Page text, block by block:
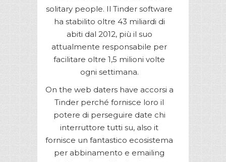
solitary people. Il Tinder software
ha stabilito oltre 43 miliardi di
abiti dal 2012, più il suo
attualmente responsabile per
facilitare oltre 1,5 milioni volte
ogni settimana.
On the web daters have accorsi a
Tinder perché fornisce loro il
potere di perseguire date chi
interruttore tutti su, also it
fornisce un fantastico ecosistema
per abbinamento e emailing